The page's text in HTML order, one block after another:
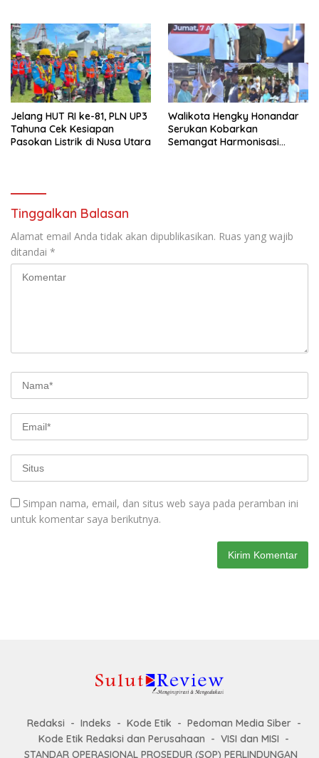
Jelang HUT RI ke-81, PLN UP3
Tahuna Cek Kesiapan
Pasokan Listrik di Nusa Utara
Walikota Hengky Honandar
Serukan Kobarkan
Semangat Harmonisasi
Tinggalkan Balasan
Alamat email Anda tidak akan dipublikasikan. Ruas yang wajib
ditandai *
Simpan nama, email, dan situs web saya pada peramban ini
untuk komentar saya berikutnya.
Redaksi Indeks Kode Etik
Pedoman Media Siber
Kode Etik Redaksi dan Perusahaan
VISI dan MISI
STANDAR OPERASIONAL PROSEDUR (SOP) PERLINDUNGAN